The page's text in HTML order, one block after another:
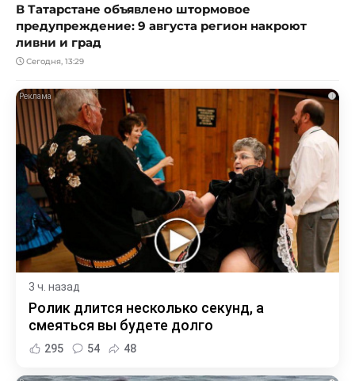
В Татарстане объявлено штормовое
предупреждение: 9 августа регион накроют
ливни и град
Сегодня, 13:29
i
3 ч. назад
Ролик длится несколько секунд, а
смеяться вы будете долго
295 54 48